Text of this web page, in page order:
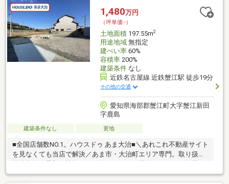
1,480万円
（坪単価:-）
土地面積197.55m2
用途地域無指定
建ぺい率60%
容積率200%
建築条件なし
近鉄名古屋線 近鉄蟹江駅 徒歩19分
その他の交通
愛知県海部郡蟹江町大字蟹江新田
字鹿島
建築条件なし 更地
■全国店舗数NO.1。ハウスドゥ あま大治■＼あれこれ不動産サイト
を見なくても当店で解決／あま市・大治町エリア専門。取り扱い
ていない物件は店頭でご紹介いたします。◆新蟹江小学校/蟹江中